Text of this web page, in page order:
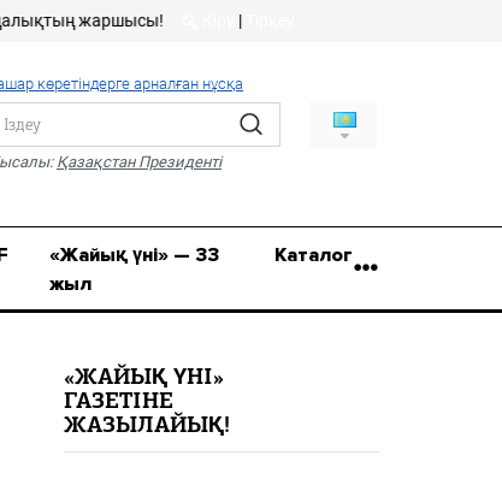
8 (7112) 50-86-31
Қ.Жұмағалиев (Фрунзе)
жаршысы! |
көретіндерге арналған нұсқа
Қазақстан Президенті
«Жайық үні» — 33
жыл
Каталог
«ЖАЙЫҚ ҮНІ»
ГАЗЕТІНЕ
ЖАЗЫЛАЙЫҚ!